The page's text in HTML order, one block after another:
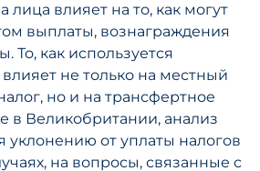
лица влияет на то, как могут
выплаты, вознаграждения
То, как используется
не только на местный
но и на трансфертное
в Великобритании, анализ
уклонению от уплаты налогов
на вопросы, связанные с